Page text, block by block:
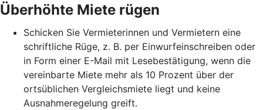
Überhöhte Miete rügen
Schicken Sie Vermieterinnen und Vermietern eine
schriftliche Rüge, z. B. per Einwurfeinschreiben oder
in Form einer E-Mail mit Lesebestätigung, wenn die
vereinbarte Miete mehr als 10 Prozent über der
ortsüblichen Vergleichsmiete liegt und keine
Ausnahmeregelung greift.